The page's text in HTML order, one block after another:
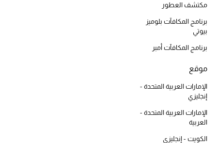
العطور
العناية بالبشرة
مستحضرات العناية
مكتشف العطور
برنامج المكافآت بلوميز
بيوتي
برنامج المكافآت أمبر
موقع
الإمارات العربية المتحدة -
إنجليزي
الإمارات العربية المتحدة -
العربية
الكويت - إنجليزي